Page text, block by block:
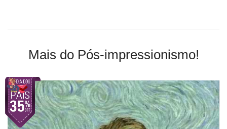
Mais do Pós-impressionismo!